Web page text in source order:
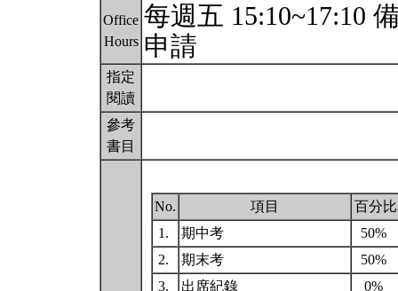
Office
Hours
每週五 15:10~17:10
申請
指定
閱讀
參考
書目
No. 項目
百分比
1.
期中考
50%
2.
期末考
50%
3.
出席紀錄 0%